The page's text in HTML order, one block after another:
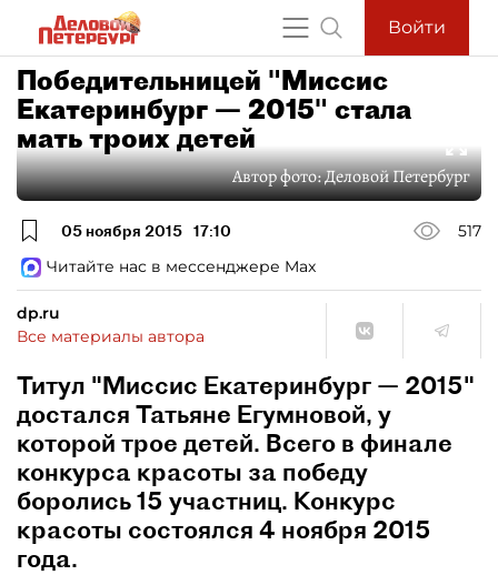
Войти
Победительницей "Миссис
Екатеринбург — 2015" стала
мать троих детей
Автор фото:Деловой Петербург
05 ноября 2015 17:10
517
Читайте нас в мессенджере Max
dp.ru
Все материалы автора
Титул "Миссис Екатеринбург — 2015"
достался Татьяне Егумновой, у
которой трое детей. Всего в финале
конкурса красоты за победу
боролись 15 участниц. Конкурс
красоты состоялся 4 ноября 2015
года.